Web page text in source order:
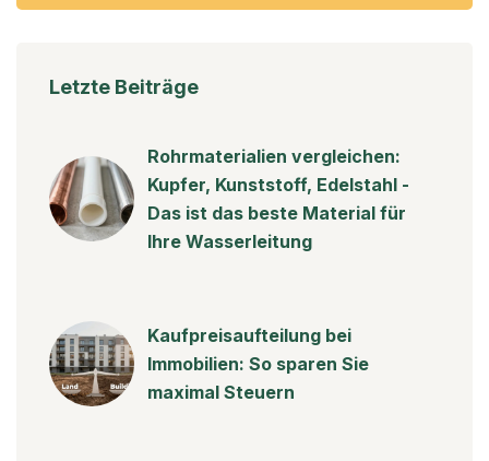
Letzte Beiträge
Rohrmaterialien vergleichen:
Kupfer, Kunststoff, Edelstahl -
Das ist das beste Material für
Ihre Wasserleitung
Kaufpreisaufteilung bei
Immobilien: So sparen Sie
maximal Steuern